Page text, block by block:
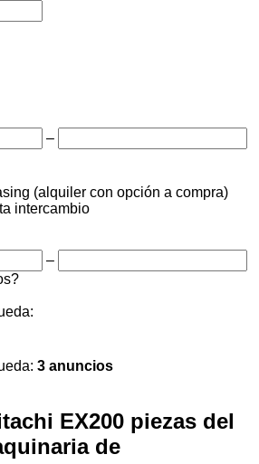
–
(alquiler con opción a compra)
intercambio
–
3 anuncios
EX200 piezas del
de